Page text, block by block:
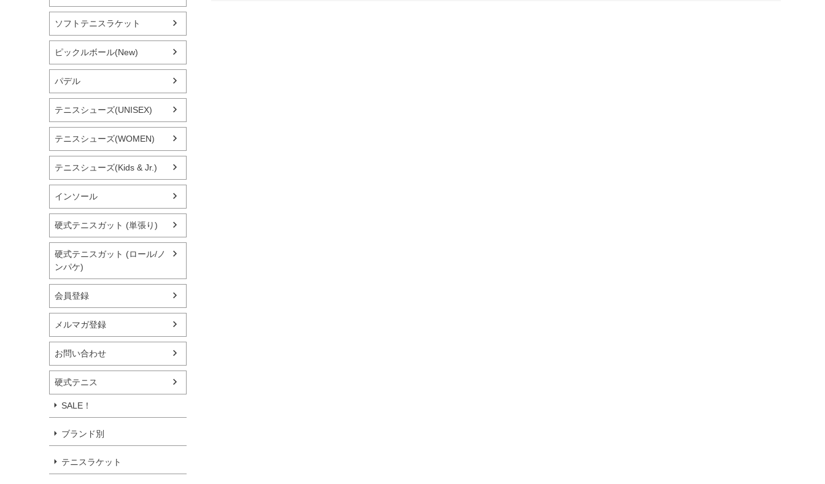
ソフトテニスラケット
ピックルボール(New)
パデル
テニスシューズ(UNISEX)
テニスシューズ(WOMEN)
テニスシューズ(Kids & Jr.)
インソール
硬式テニスガット (単張り)
硬式テニスガット (ロール/ノ
ンパケ)
会員登録
メルマガ登録
お問い合わせ
硬式テニス
SALE！
ブランド別
テニスラケット